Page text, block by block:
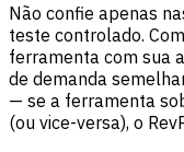
Não confie apenas
teste controlado.
ferramenta com sua
de demanda
— se a ferramenta
(ou vice-versa), o